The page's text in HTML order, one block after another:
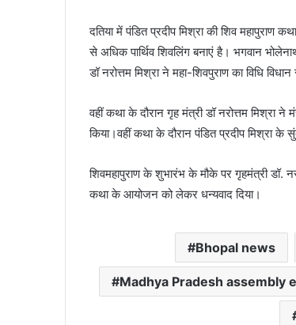
दतिया में पंडित प्रदीप मिश्रा की शिव
से अधिक पार्थिव शिवलिंग बनाएं है। भगवान
डॉ नरोत्तम मिश्रा ने महा-शिवपुराण का विधि
वहीं कथा के दौरान गृह मंत्री डॉ नरोत्तम
किया।वहीं कथा के दौरान पंडित प्रदीप
शिवमहापुराण के शुभारंभ के मौके पर गृहमंत्री डॉ.
कथा के आयोजन को लेकर धन्यवाद दिया।
Bhopal news
Madhya Pradesh assembly